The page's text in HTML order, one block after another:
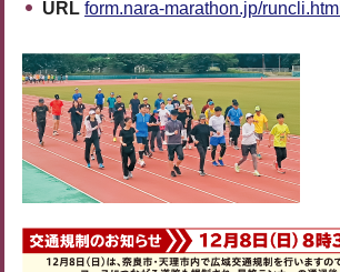
URL form.nara-marathon.jp/runcli.html